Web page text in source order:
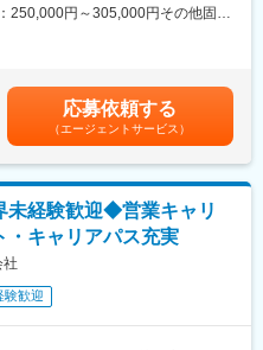
。
入研修を受講し、MR資格を取得
く思われる方もいるかもしれませ
より20%ほど高い95%程度を維持
えているため、専門知識は入社
題ございません。
は、是非こちらのURLも併せてご
250,000円～305,000円その他固定
ェクト稼働手当(35,000円)、外勤
以上）■変動賞与制（6月・12
ンセンティブ：3月（対象者）賃
り、選考を通じて上下する可能性
当を含めた表記です。
応募依頼する
（エージェントサービス）
未経験歓迎◆営業キャリ
・キャリアパス充実
験歓迎